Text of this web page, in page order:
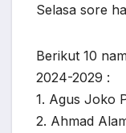
Selasa sore
Berikut 10
2024-2029 :
1. Agus Joko
2. Ahmad